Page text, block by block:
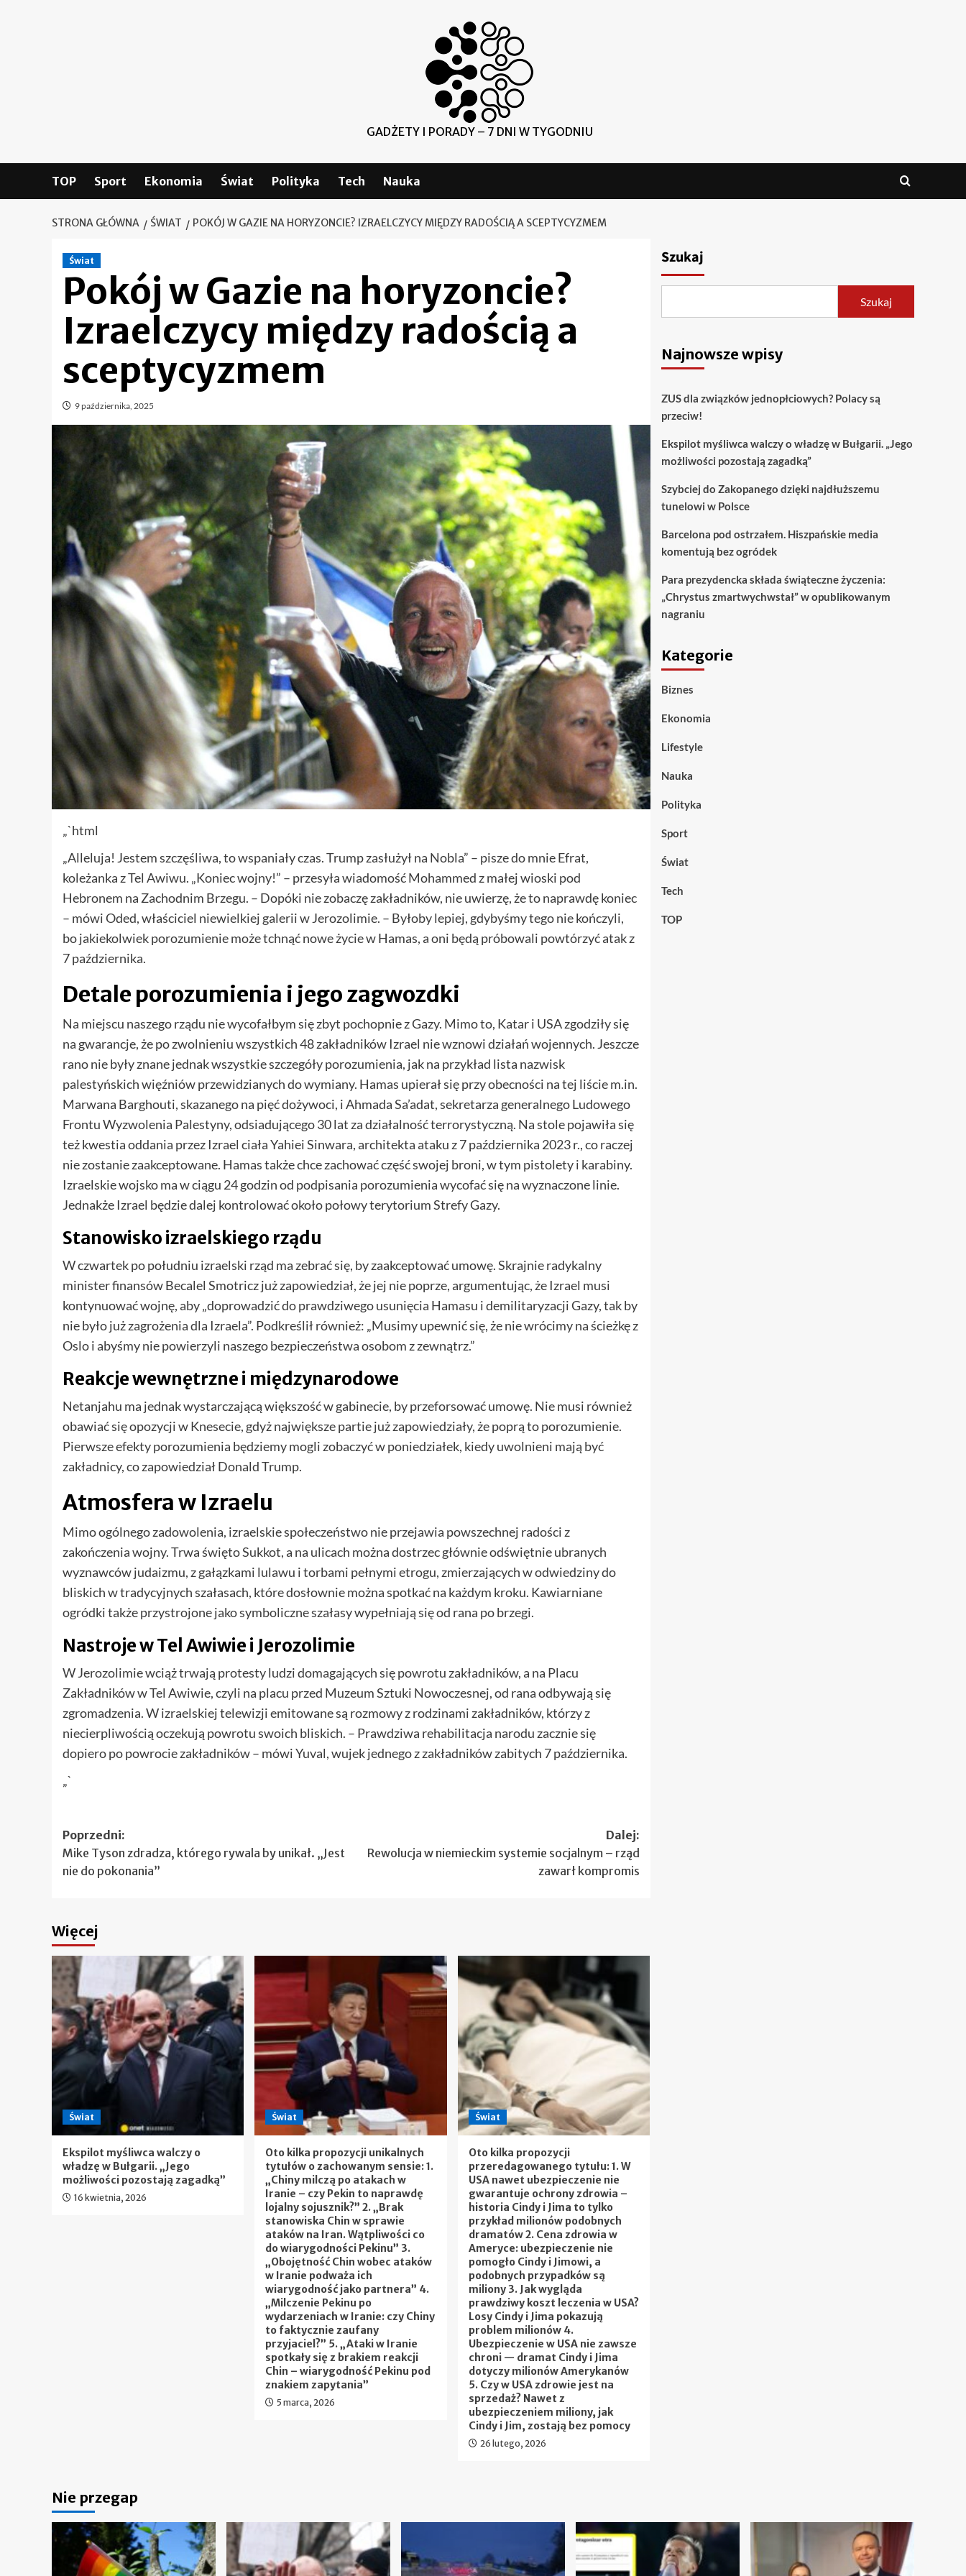
GADŻETY I PORADY – 7 DNI W TYGODNIU
TOP Sport Ekonomia Świat Polityka Tech Nauka
STRONA GŁÓWNA ŚWIAT POKÓJ W GAZIE NA HORYZONCIE? IZRAELCZYCY MIĘDZY RADOŚCIĄ A SCEPTYCYZMEM
Świat
Pokój w Gazie na horyzoncie?
Izraelczycy między radością a
sceptycyzmem
9 października, 2025
„`html
„Alleluja! Jestem szczęśliwa, to wspaniały czas. Trump zasłużył na Nobla” – pisze do mnie Efrat,
koleżanka z Tel Awiwu. „Koniec wojny!” – przesyła wiadomość Mohammed z małej wioski pod
Hebronem na Zachodnim Brzegu. – Dopóki nie zobaczę zakładników, nie uwierzę, że to naprawdę koniec
– mówi Oded, właściciel niewielkiej galerii w Jerozolimie. – Byłoby lepiej, gdybyśmy tego nie kończyli,
bo jakiekolwiek porozumienie może tchnąć nowe życie w Hamas, a oni będą próbowali powtórzyć atak z
7 października.
Detale porozumienia i jego zagwozdki
Na miejscu naszego rządu nie wycofałbym się zbyt pochopnie z Gazy. Mimo to, Katar i USA zgodziły się
na gwarancje, że po zwolnieniu wszystkich 48 zakładników Izrael nie wznowi działań wojennych. Jeszcze
rano nie były znane jednak wszystkie szczegóły porozumienia, jak na przykład lista nazwisk
palestyńskich więźniów przewidzianych do wymiany. Hamas upierał się przy obecności na tej liście m.in.
Marwana Barghouti, skazanego na pięć dożywoci, i Ahmada Sa’adat, sekretarza generalnego Ludowego
Frontu Wyzwolenia Palestyny, odsiadującego 30 lat za działalność terrorystyczną. Na stole pojawiła się
też kwestia oddania przez Izrael ciała Yahiei Sinwara, architekta ataku z 7 października 2023 r., co raczej
nie zostanie zaakceptowane. Hamas także chce zachować część swojej broni, w tym pistolety i karabiny.
Izraelskie wojsko ma w ciągu 24 godzin od podpisania porozumienia wycofać się na wyznaczone linie.
Jednakże Izrael będzie dalej kontrolować około połowy terytorium Strefy Gazy.
Stanowisko izraelskiego rządu
W czwartek po południu izraelski rząd ma zebrać się, by zaakceptować umowę. Skrajnie radykalny
minister finansów Becalel Smotricz już zapowiedział, że jej nie poprze, argumentując, że Izrael musi
kontynuować wojnę, aby „doprowadzić do prawdziwego usunięcia Hamasu i demilitaryzacji Gazy, tak by
nie było już zagrożenia dla Izraela”. Podkreślił również: „Musimy upewnić się, że nie wrócimy na ścieżkę z
Oslo i abyśmy nie powierzyli naszego bezpieczeństwa osobom z zewnątrz.”
Reakcje wewnętrzne i międzynarodowe
Netanjahu ma jednak wystarczającą większość w gabinecie, by przeforsować umowę. Nie musi również
obawiać się opozycji w Knesecie, gdyż największe partie już zapowiedziały, że poprą to porozumienie.
Pierwsze efekty porozumienia będziemy mogli zobaczyć w poniedziałek, kiedy uwolnieni mają być
zakładnicy, co zapowiedział Donald Trump.
Atmosfera w Izraelu
Mimo ogólnego zadowolenia, izraelskie społeczeństwo nie przejawia powszechnej radości z
zakończenia wojny. Trwa święto Sukkot, a na ulicach można dostrzec głównie odświętnie ubranych
wyznawców judaizmu, z gałązkami lulawu i torbami pełnymi etrogu, zmierzających w odwiedziny do
bliskich w tradycyjnych szałasach, które dosłownie można spotkać na każdym kroku. Kawiarniane
ogródki także przystrojone jako symboliczne szałasy wypełniają się od rana po brzegi.
Nastroje w Tel Awiwie i Jerozolimie
W Jerozolimie wciąż trwają protesty ludzi domagających się powrotu zakładników, a na Placu
Zakładników w Tel Awiwie, czyli na placu przed Muzeum Sztuki Nowoczesnej, od rana odbywają się
zgromadzenia. W izraelskiej telewizji emitowane są rozmowy z rodzinami zakładników, którzy z
niecierpliwością oczekują powrotu swoich bliskich. – Prawdziwa rehabilitacja narodu zacznie się
dopiero po powrocie zakładników – mówi Yuval, wujek jednego z zakładników zabitych 7 października.
„`
Zobacz
wpisy
Poprzedni:
Mike Tyson zdradza, którego rywala by unikał. „Jest
nie do pokonania”
Dalej:
Rewolucja w niemieckim systemie socjalnym – rząd
zawarł kompromis
Więcej
Świat
Ekspilot myśliwca walczy o
władzę w Bułgarii. „Jego
możliwości pozostają zagadką”
16 kwietnia, 2026
Świat
Oto kilka propozycji unikalnych
tytułów o zachowanym sensie: 1.
„Chiny milczą po atakach w
Iranie – czy Pekin to naprawdę
lojalny sojusznik?” 2. „Brak
stanowiska Chin w sprawie
ataków na Iran. Wątpliwości co
do wiarygodności Pekinu” 3.
„Obojętność Chin wobec ataków
w Iranie podważa ich
wiarygodność jako partnera” 4.
„Milczenie Pekinu po
wydarzeniach w Iranie: czy Chiny
to faktycznie zaufany
przyjaciel?” 5. „Ataki w Iranie
spotkały się z brakiem reakcji
Chin – wiarygodność Pekinu pod
znakiem zapytania”
5 marca, 2026
Świat
Oto kilka propozycji
przeredagowanego tytułu: 1. W
USA nawet ubezpieczenie nie
gwarantuje ochrony zdrowia –
historia Cindy i Jima to tylko
przykład milionów podobnych
dramatów 2. Cena zdrowia w
Ameryce: ubezpieczenie nie
pomogło Cindy i Jimowi, a
podobnych przypadków są
miliony 3. Jak wygląda
prawdziwy koszt leczenia w USA?
Losy Cindy i Jima pokazują
problem milionów 4.
Ubezpieczenie w USA nie zawsze
chroni — dramat Cindy i Jima
dotyczy milionów Amerykanów
5. Czy w USA zdrowie jest na
sprzedaż? Nawet z
ubezpieczeniem miliony, jak
Cindy i Jim, zostają bez pomocy
26 lutego, 2026
Szukaj
Szukaj
Najnowsze wpisy
ZUS dla związków jednopłciowych? Polacy są
przeciw!
Ekspilot myśliwca walczy o władzę w Bułgarii. „Jego
możliwości pozostają zagadką”
Szybciej do Zakopanego dzięki najdłuższemu
tunelowi w Polsce
Barcelona pod ostrzałem. Hiszpańskie media
komentują bez ogródek
Para prezydencka składa świąteczne życzenia:
„Chrystus zmartwychwstał” w opublikowanym
nagraniu
Kategorie
Biznes
Ekonomia
Lifestyle
Nauka
Polityka
Sport
Świat
Tech
TOP
Nie przegap